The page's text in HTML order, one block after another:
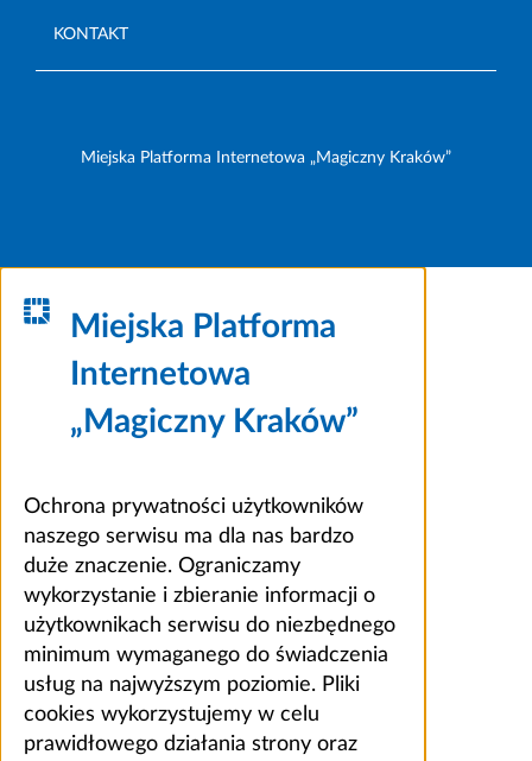
KONTAKT
Miejska Platforma Internetowa „Magiczny Kraków”
Miejska Platforma
Internetowa
„Magiczny Kraków”
Ochrona prywatności użytkowników
naszego serwisu ma dla nas bardzo
duże znaczenie. Ograniczamy
wykorzystanie i zbieranie informacji o
użytkownikach serwisu do niezbędnego
minimum wymaganego do świadczenia
usług na najwyższym poziomie. Pliki
cookies wykorzystujemy w celu
prawidłowego działania strony oraz